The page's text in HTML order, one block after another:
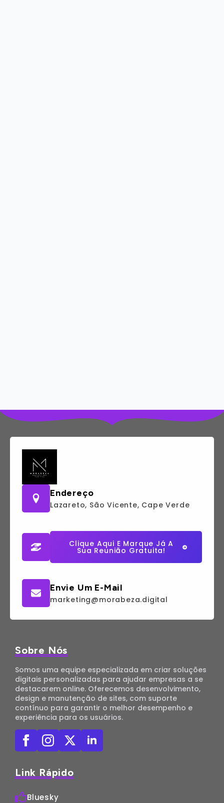
Endereço
Lazareto, São Vicente, Cape Verde
Clique Aqui E Marque Já A
Sua Reunião Gratuita!
Envie Um E-Mail
marketing@morabeza.digital
Sobre Nós
Somos uma equipe especializada em criar soluções
digitais personalizadas para ajudar empresas a se
destacarem online. Oferecemos desenvolvimento,
design e manutenção de sites, com suporte
contínuo para garantir o melhor desempenho e
experiência para os usuários.
Link Rápido
Bluesky